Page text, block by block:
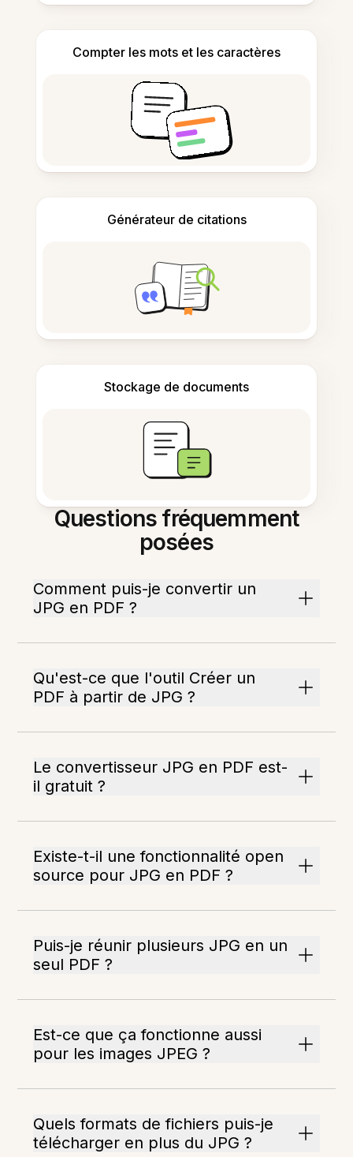
Compter les mots et les caractères
Générateur de citations
Stockage de documents
Questions fréquemment
posées
Comment puis-je convertir un
JPG en PDF ?
Qu'est-ce que l'outil Créer un
PDF à partir de JPG ?
Le convertisseur JPG en PDF est-
il gratuit ?
Existe-t-il une fonctionnalité open
source pour JPG en PDF ?
Puis-je réunir plusieurs JPG en un
seul PDF ?
Est-ce que ça fonctionne aussi
pour les images JPEG ?
Quels formats de fichiers puis-je
télécharger en plus du JPG ?